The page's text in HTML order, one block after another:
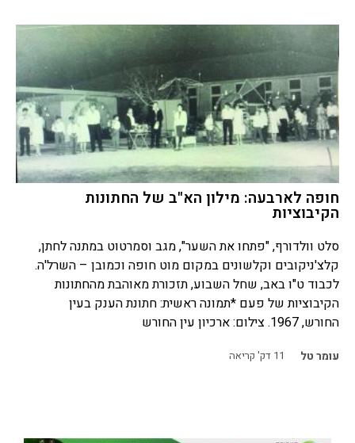
חופה לארבעה: מילון הא"ב של החתונות
הקיבוציות
סלט וולדורף, "פתחו את השער", מגב וסמרטוט במתנה לחתן,
קלצ'ניקובים וקלשונים במקום מוט חופה וכמובן – השרל'ה.
לכבוד ט"ו באב, שחל השבוע, תזכורת מאוהבת מהחתונות
הקיבוציות של פעם *תמונה ראשית: חתונת הענק בעין
החורש, 1967. צילום: ארכיון עין החורש
עומר טל 11 דק' קריאה